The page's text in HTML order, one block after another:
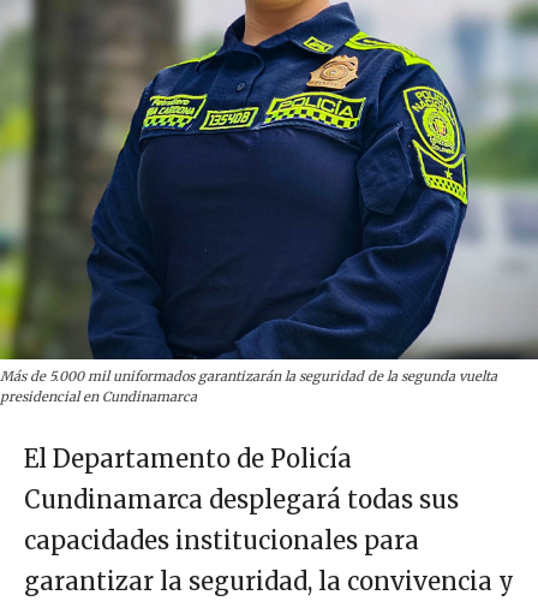
Más de 5.000 mil uniformados garantizarán la seguridad de la segunda vuelta
presidencial en Cundinamarca
El Departamento de Policía
Cundinamarca desplegará todas sus
capacidades institucionales para
garantizar la seguridad, la convivencia y